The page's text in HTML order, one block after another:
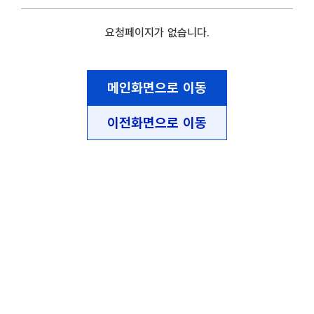
요청페이지가 없습니다.
메인화면으로 이동
이전화면으로 이동